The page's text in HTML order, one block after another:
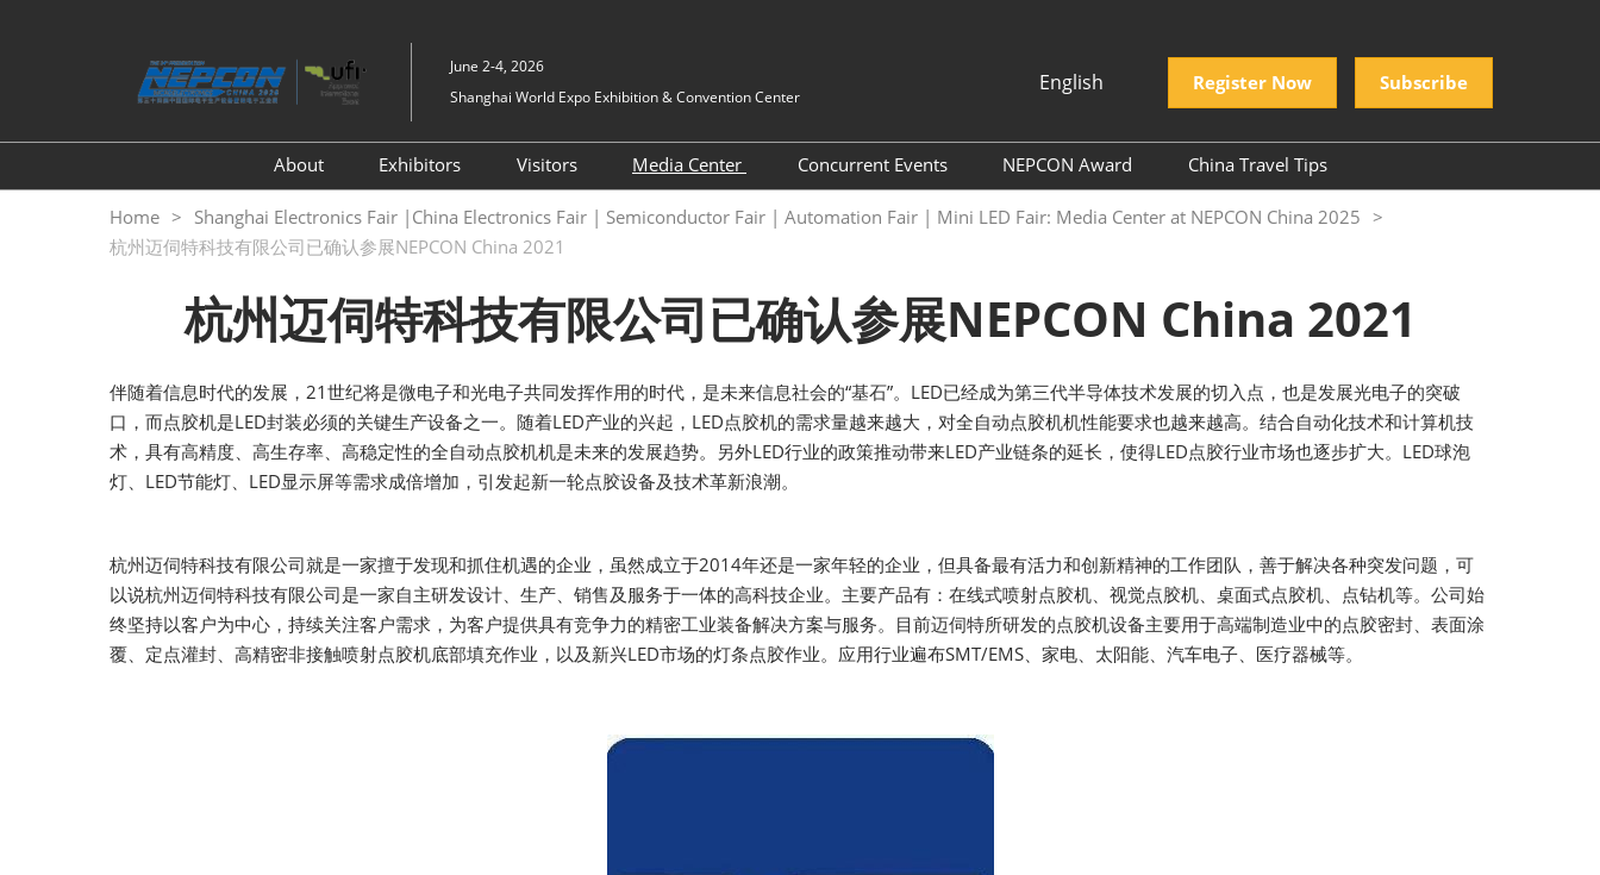
content
June 2-4, 2026
Shanghai World Expo Exhibition & Convention Center
English
English
Tiếng Việt
ภาษาไทย
korean
Register Now Subscribe
About
Exhibition Introduce
Exhibition Information
Previous Edition
Travel & Stay
Exhibitors
Exhibitor Application
Exhibiting Services
Business Matchmaking
SMTHOME
Visitors
Pre-registration
How to attend
Group Visit
Exhibitor List
Business Matchmaking
TAP Program
Services
Media Center
Press Releases
Exhibition News
Cooperative Media
Concurrent Events
NEPCON China 2026
Onsite Events
Events
NEPCON Award
NEPCON Company
China Travel Tips
Home
Shanghai Electronics Fair |China Electronics Fair | Semiconductor Fair | Automation Fair | Mini LED Fair: Media Center at NEPCON China 2025
杭州迈伺特科技有限公司已确认参展NEPCON China 2021
杭州迈伺特科技有限公司已确认参展NEPCON China 2021
伴随着信息时代的发展，21世纪将是微电子和光电子共同发挥作用的时代，是未来信息社会的“基石”。LED已经成为第三代半导体技术发展的切入点，也是发展光电子的突破
口，而点胶机是LED封装必须的关键生产设备之一。随着LED产业的兴起，LED点胶机的需求量越来越大，对全自动点胶机机性能要求也越来越高。结合自动化技术和计算机技
术，具有高精度、高生存率、高稳定性的全自动点胶机机是未来的发展趋势。另外LED行业的政策推动带来LED产业链条的延长，使得LED点胶行业市场也逐步扩大。LED球泡
灯、LED节能灯、LED显示屏等需求成倍增加，引发起新一轮点胶设备及技术革新浪潮。
杭州迈伺特科技有限公司就是一家擅于发现和抓住机遇的企业，虽然成立于2014年还是一家年轻的企业，但具备最有活力和创新精神的工作团队，善于解决各种突发问题，可
以说杭州迈伺特科技有限公司是一家自主研发设计、生产、销售及服务于一体的高科技企业。主要产品有：在线式喷射点胶机、视觉点胶机、桌面式点胶机、点钻机等。公司始
终坚持以客户为中心，持续关注客户需求，为客户提供具有竞争力的精密工业装备解决方案与服务。目前迈伺特所研发的点胶机设备主要用于高端制造业中的点胶密封、表面涂
覆、定点灌封、高精密非接触喷射点胶机底部填充作业，以及新兴LED市场的灯条点胶作业。应用行业遍布SMT/EMS、家电、太阳能、汽车电子、医疗器械等。